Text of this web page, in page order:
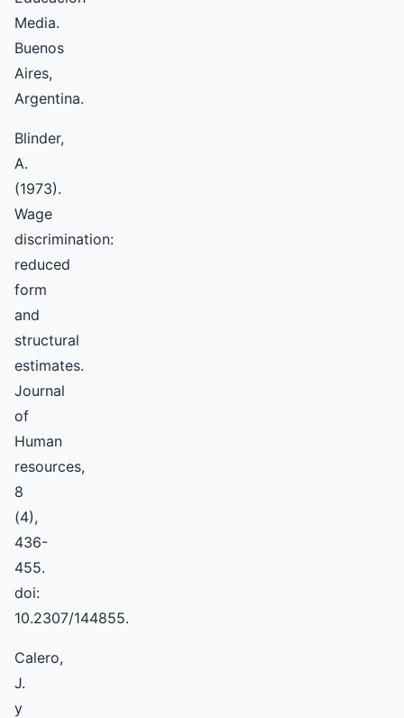
Media.
Buenos
Aires,
Argentina.
Blinder,
A.
(1973).
Wage
discrimination:
reduced
form
and
structural
estimates.
Journal
of
Human
resources,
8
(4),
436-
455.
doi:
10.2307/144855.
Calero,
J.
y